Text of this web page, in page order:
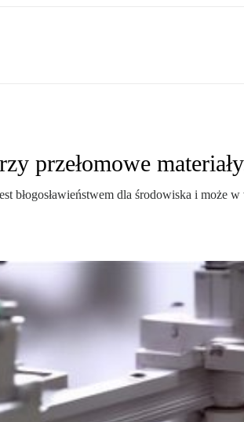
przełomowe
błogosławieństwem dla środowiska i